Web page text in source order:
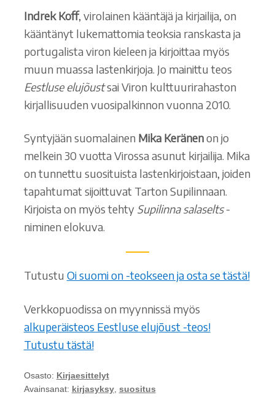
Indrek Koff, virolainen kääntäjä ja kirjailija, on
kääntänyt lukemattomia teoksia ranskasta ja
portugalista viron kieleen ja kirjoittaa myös
muun muassa lastenkirjoja. Jo mainittu teos
Eestluse elujõustsai Viron kulttuurirahaston
kirjallisuuden vuosipalkinnon vuonna 2010.
Syntyjään suomalainen Mika Keränenon jo
melkein 30 vuotta Virossa asunut kirjailija. Mika
on tunnettu suosituista lastenkirjoistaan, joiden
tapahtumat sijoittuvat Tarton Supilinnaan.
Kirjoista on myös tehty Supilinna salaselts-
niminen elokuva.
Tutustu Oi suomi on -teokseen ja osta se tästä!
Verkkopuodissa on myynnissä myös
alkuperäisteos Eestluse elujõust -teos!
Tutustu tästä!
Osasto: Kirjaesittelyt
Avainsanat: kirjasyksy, suositus